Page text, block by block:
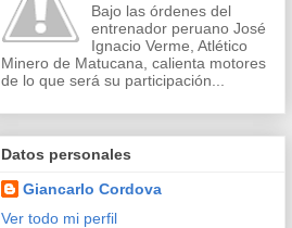
Bajo las órdenes del
entrenador peruano José
Ignacio Verme, Atlético
Minero de Matucana, calienta motores
de lo que será su participación...
Datos personales
Giancarlo Cordova
Ver todo mi perfil